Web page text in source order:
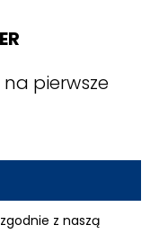
mogą odmienić
C –
odpowiednim
od tego,
czy po prostu
na pierwsze
z naszą